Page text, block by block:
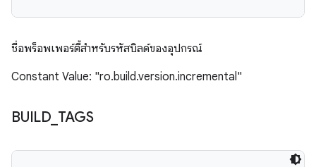
ชื่อพร็อพเพอร์ตี้สำหรับรหัสบิลด์ของอุปกรณ์
Constant Value: "ro.build.version.incremental"
BUILD_ TAGS